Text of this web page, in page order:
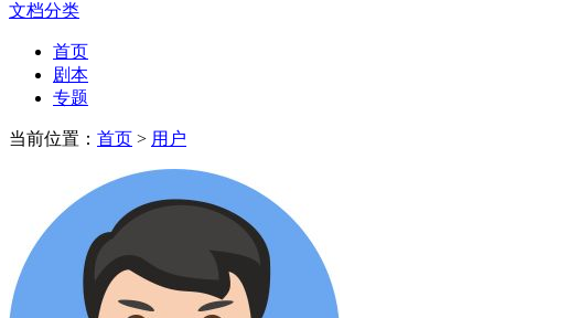
文档分类
首页
剧本
专题
当前位置： 首页 > 用户